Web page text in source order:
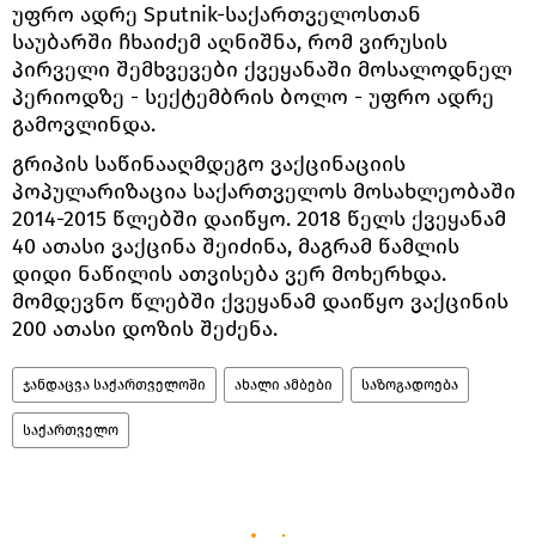
უფრო ადრე Sputnik-საქართველოსთან
საუბარში ჩხაიძემ აღნიშნა, რომ ვირუსის
პირველი შემხვევები ქვეყანაში მოსალოდნელ
პერიოდზე - სექტემბრის ბოლო - უფრო ადრე
გამოვლინდა.
გრიპის საწინააღმდეგო ვაქცინაციის
პოპულარიზაცია საქართველოს მოსახლეობაში
2014-2015 წლებში დაიწყო. 2018 წელს ქვეყანამ
40 ათასი ვაქცინა შეიძინა, მაგრამ წამლის
დიდი ნაწილის ათვისება ვერ მოხერხდა.
მომდევნო წლებში ქვეყანამ დაიწყო ვაქცინის
200 ათასი დოზის შეძენა.
ჯანდაცვა საქართველოში ახალი ამბები საზოგადოება
საქართველო